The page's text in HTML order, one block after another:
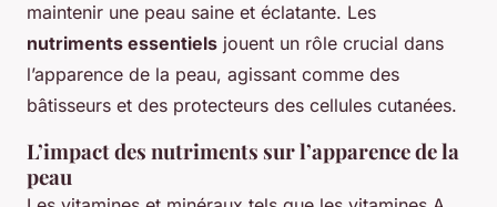
maintenir une peau saine et éclatante. Les
nutriments essentiels jouent un rôle crucial dans
l’apparence de la peau, agissant comme des
bâtisseurs et des protecteurs des cellules cutanées.
L’impact des nutriments sur l’apparence de la
peau